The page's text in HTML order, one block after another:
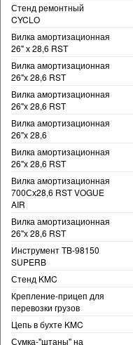
Стенд ремонтный
CYCLO
Вилка амортизационная
26" х 28,6 RST
Вилка амортизационная
26"х 28,6 RST
Вилка амортизационная
26"х 28,6 RST
Вилка амортизационная
26"х 28,6
Вилка амортизационная
26"х 28,6 RST
Вилка амортизационная
700Сх28,6 RST VOGUE
AIR
Вилка амортизационная
26"х 28,6 RST
Инструмент TB-98150
SUPERB
Стенд KMC
Крепление-прицеп для
перевозки грузов
Цепь в бухте KMC
Сумка-"штаны" на